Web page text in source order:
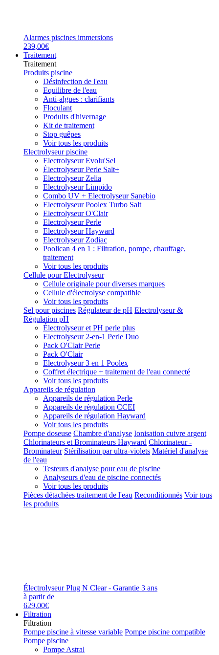
Alarmes piscines immersions
239,00€
Traitement
Traitement
Produits piscine
Désinfection de l'eau
Equilibre de l'eau
Anti-algues : clarifiants
Floculant
Produits d'hivernage
Kit de traitement
Stop guêpes
Voir tous les produits
Electrolyseur piscine
Electrolyseur Evolu'Sel
Électrolyseur Perle Salt+
Electrolyseur Zelia
Electrolyseur Limpido
Combo UV + Electrolyseur Sanebio
Electrolyseur Poolex Turbo Salt
Electrolyseur O'Clair
Electrolyseur Perle
Electrolyseur Hayward
Electrolyseur Zodiac
Poolican 4 en 1 : Filtration, pompe, chauffage,
traitement
Voir tous les produits
Cellule pour Electrolyseur
Cellule originale pour diverses marques
Cellule d'électrolyse compatible
Voir tous les produits
Sel pour piscines Régulateur de pH Electrolyseur &
Régulation pH
Électrolyseur et PH perle plus
Electrolyseur 2-en-1 Perle Duo
Pack O'Clair Perle
Pack O'Clair
Electrolyseur 3 en 1 Poolex
Coffret électrique + traitement de l'eau connecté
Voir tous les produits
Appareils de régulation
Appareils de régulation Perle
Appareils de régulation CCEI
Appareils de régulation Hayward
Voir tous les produits
Pompe doseuse Chambre d'analyse Ionisation cuivre argent
Chlorinateurs et Brominateurs Hayward Chlorinateur -
Brominateur Stérilisation par ultra-violets Matériel d'analyse
de l'eau
Testeurs d'analyse pour eau de piscine
Analyseurs d'eau de piscine connectés
Voir tous les produits
Pièces détachées traitement de l'eau Reconditionnés Voir tous
les produits
Électrolyseur Plug N Clear - Garantie 3 ans
à partir de
629,00€
Filtration
Filtration
Pompe piscine à vitesse variable Pompe piscine compatible
Pompe piscine
Pompe Astral